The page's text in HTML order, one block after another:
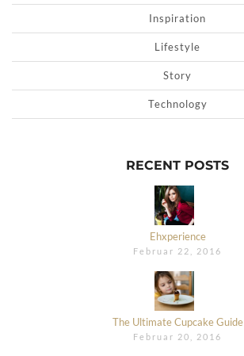
Inspiration
Lifestyle
Story
Technology
RECENT POSTS
Ehxperience
Februar 22, 2016
The Ultimate Cupcake Guide
Februar 20, 2016